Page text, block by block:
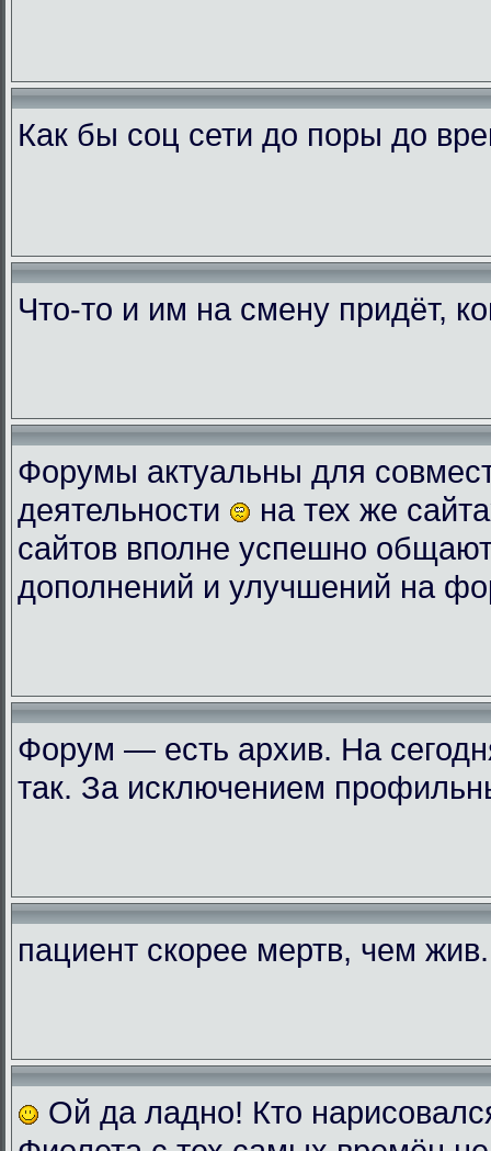
Как бы соц сети до поры до
Что-то и им на смену придёт,
Форумы актуальны для
деятельности
на тех же
сайтов вполне успешно
дополнений и улучшений на
Форум — есть архив. На
так. За исключением
пациент скорее мертв, чем
Ой да ладно! Кто